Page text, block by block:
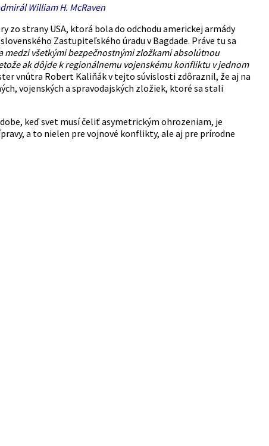
William H. McRaven
strany USA, ktorá bola do odchodu americkej armády
Zastupiteľského úradu v Bagdade. Práve tu sa
medzi všetkými bezpečnostnými zložkami absolútnou
ak dôjde k regionálnemu vojenskému konfliktu v jednom
vnútra Robert Kaliňák v tejto súvislosti zdôraznil, že aj na
vojenských a spravodajských zložiek, ktoré sa stali
keď svet musí čeliť asymetrickým ohrozeniam, je
a to nielen pre vojnové konflikty, ale aj pre prírodne